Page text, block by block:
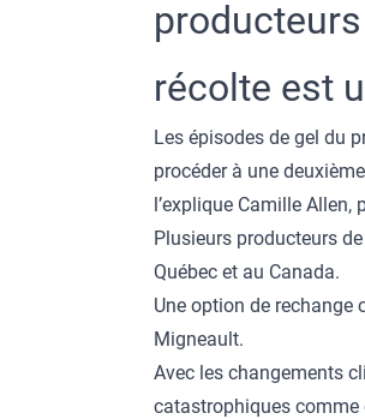
récolte est
Les épisodes de gel du
procéder à une
l’explique Camille
Plusieurs producteurs
Québec et au Canada.
Une option de rechange
Migneault.
Avec les changements
catastrophiques comme